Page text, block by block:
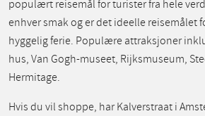
populært reisemål for turister fra hele
enhver smak og er det ideelle reisemålet
hyggelig ferie. Populære attraksjoner
hus, Van Gogh-museet, Rijksmuseum,
Hermitage.
Hvis du vil shoppe, har Kalverstraat i